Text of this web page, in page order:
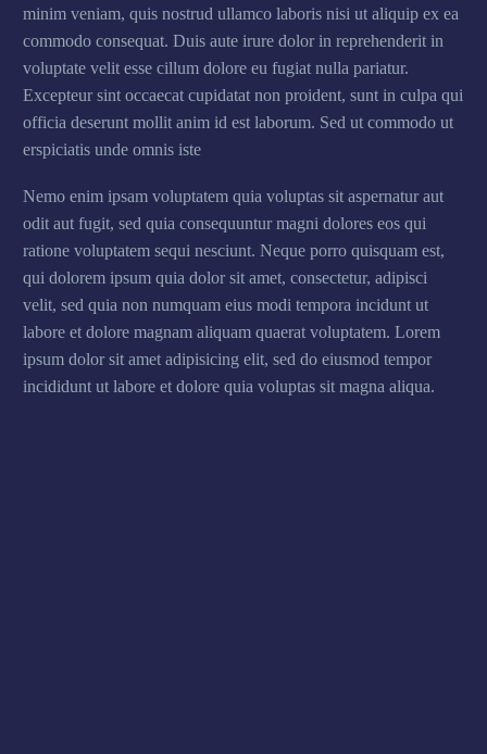
minim veniam, quis nostrud ullamco laboris nisi ut aliquip ex ea
commodo consequat. Duis aute irure dolor in reprehenderit in
voluptate velit esse cillum dolore eu fugiat nulla pariatur.
Excepteur sint occaecat cupidatat non proident, sunt in culpa qui
officia deserunt mollit anim id est laborum. Sed ut commodo ut
erspiciatis unde omnis iste
Nemo enim ipsam voluptatem quia voluptas sit aspernatur aut
odit aut fugit, sed quia consequuntur magni dolores eos qui
ratione voluptatem sequi nesciunt. Neque porro quisquam est,
qui dolorem ipsum quia dolor sit amet, consectetur, adipisci
velit, sed quia non numquam eius modi tempora incidunt ut
labore et dolore magnam aliquam quaerat voluptatem. Lorem
ipsum dolor sit amet adipisicing elit, sed do eiusmod tempor
incididunt ut labore et dolore quia voluptas sit magna aliqua.